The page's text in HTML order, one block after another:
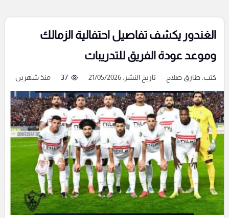
الغندور يكشف تفاصيل احتفالية الزمالك
وموعد عودة الفريق للتدريبات
كتب:طارق صلاح تاريخ النشر: 21/05/2026 37 منذ شهرين